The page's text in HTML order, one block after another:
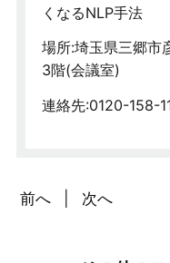
くなるNLP手法
場所:埼玉県三郷市
3階(会議室)
連絡先:0120-158-
前へ 次へ